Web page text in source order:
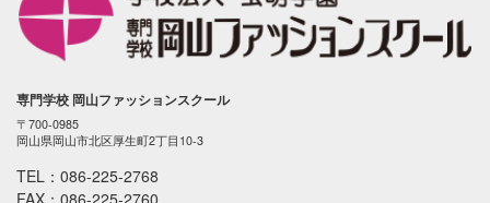
専門学校 岡山ファッションスクール
〒700-0985
岡山県岡山市北区厚生町2丁目10-3
TEL： 086-225-2768